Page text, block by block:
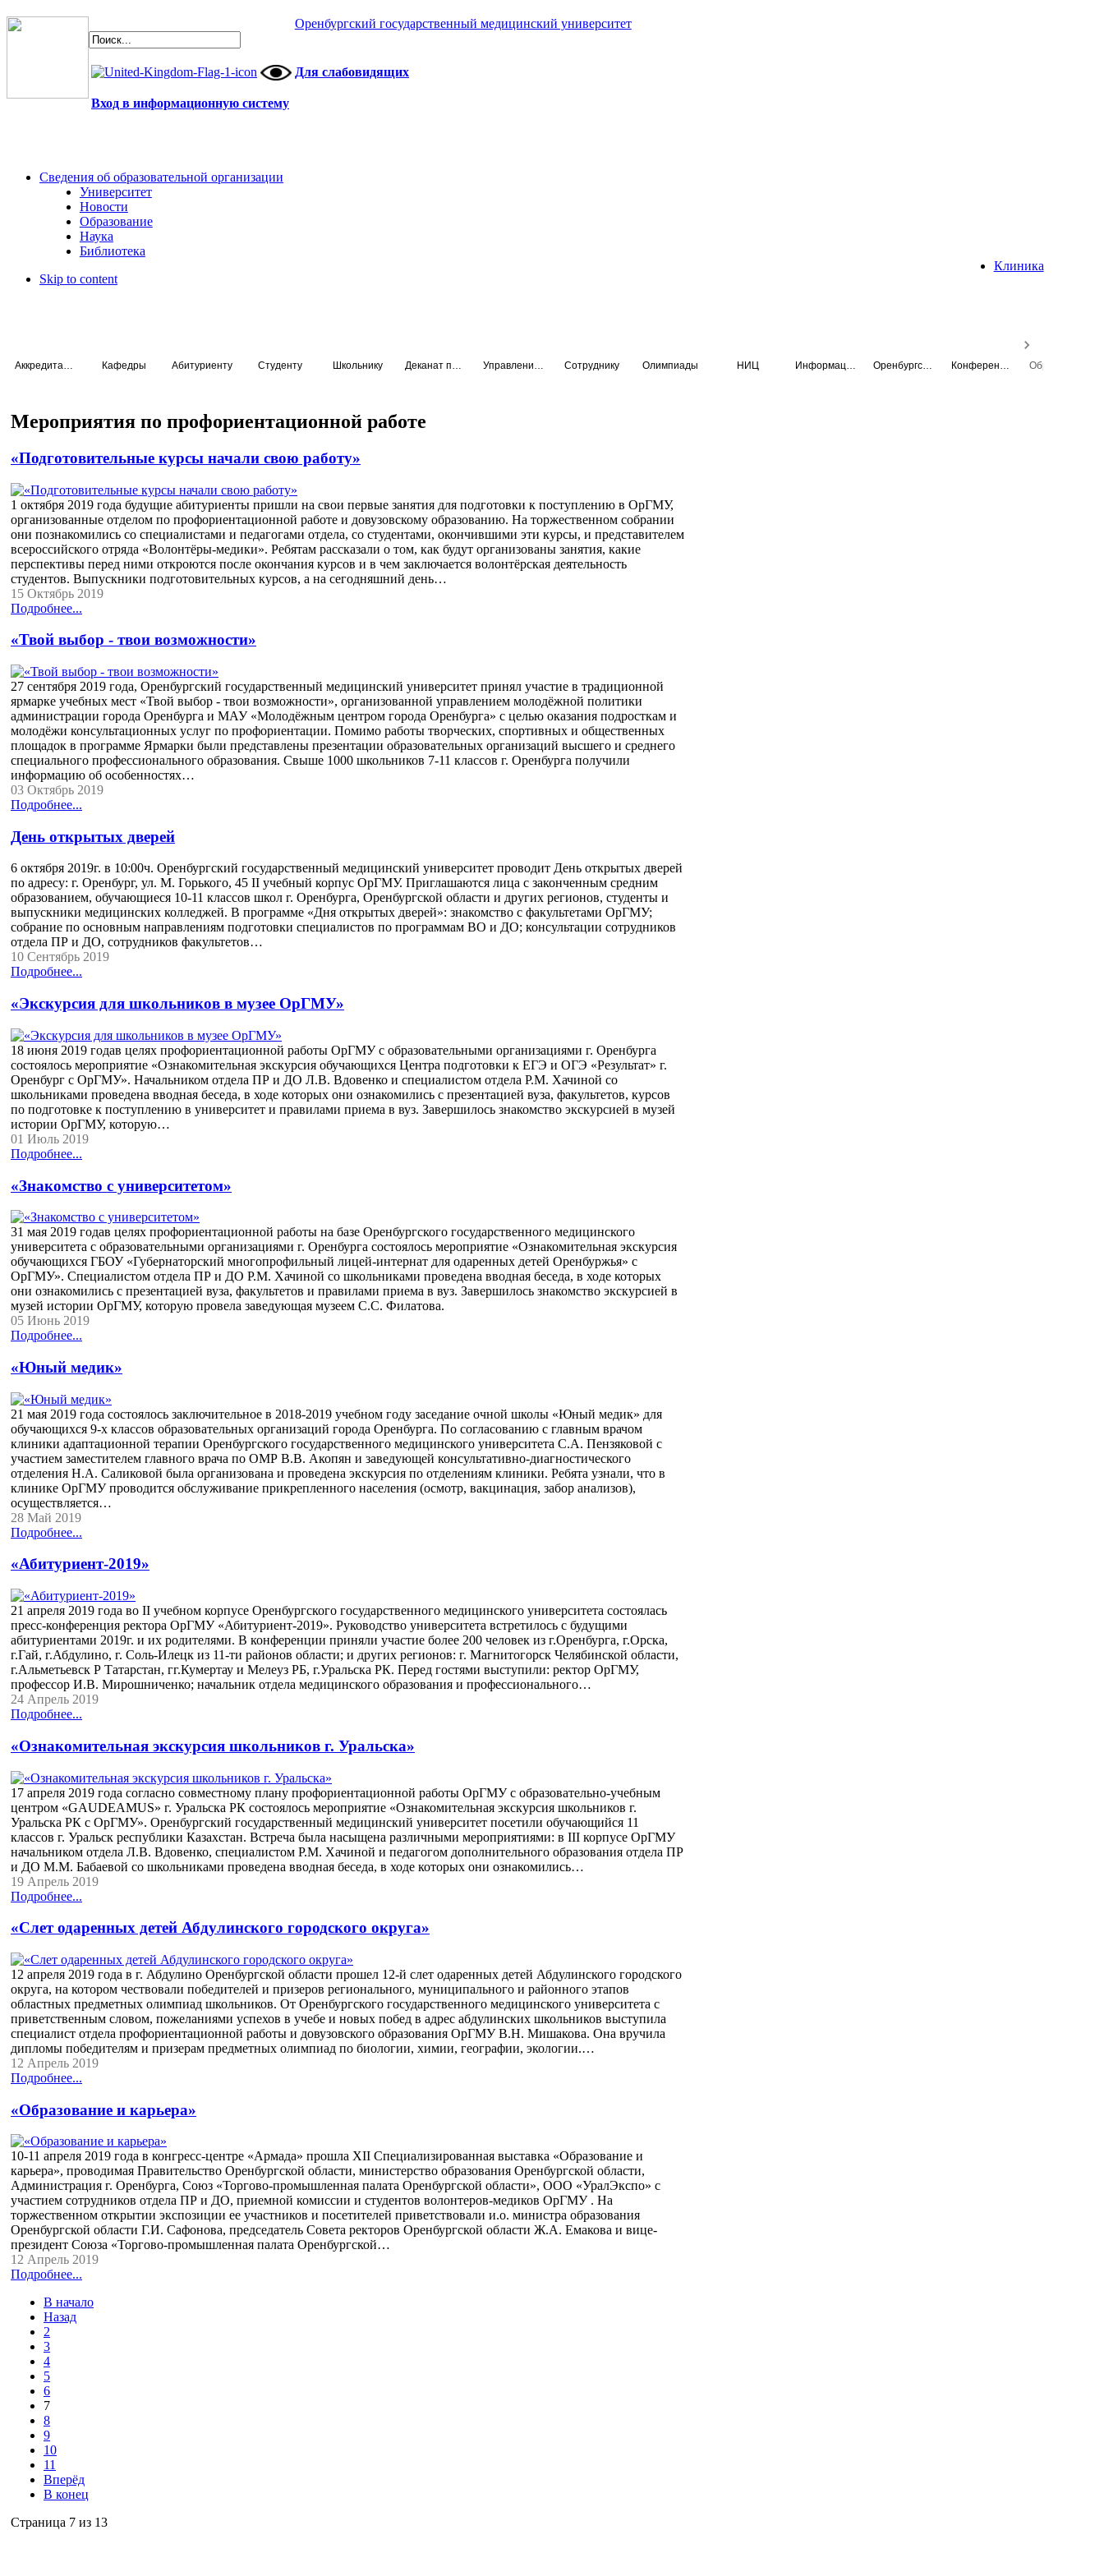
Оренбургский государственный медицинский университет
Для слабовидящих
Вход в информационную систему
Сведения об образовательной организации
Университет
Новости
Образование
Наука
Библиотека
Клиника
Skip to content
Кафедры Абитуриенту Студенту Школьнику Сотруднику Олимпиады НИЦ
Мероприятия по профориентационной работе
«Подготовительные курсы начали свою работу»
1 октября 2019 года будущие абитуриенты пришли на свои первые занятия для подготовки к поступлению в ОрГМУ,
организованные отделом по профориентационной работе и довузовскому образованию. На торжественном собрании
они познакомились со специалистами и педагогами отдела, со студентами, окончившими эти курсы, и представителем
всероссийского отряда «Волонтёры-медики». Ребятам рассказали о том, как будут организованы занятия, какие
перспективы перед ними откроются после окончания курсов и в чем заключается волонтёрская деятельность
студентов. Выпускники подготовительных курсов, а на сегодняшний день…
15 Октябрь 2019
Подробнее...
«Твой выбор - твои возможности»
27 сентября 2019 года, Оренбургский государственный медицинский университет принял участие в традиционной
ярмарке учебных мест «Твой выбор - твои возможности», организованной управлением молодёжной политики
администрации города Оренбурга и МАУ «Молодёжным центром города Оренбурга» с целью оказания подросткам и
молодёжи консультационных услуг по профориентации. Помимо работы творческих, спортивных и общественных
площадок в программе Ярмарки были представлены презентации образовательных организаций высшего и среднего
специального профессионального образования. Свыше 1000 школьников 7-11 классов г. Оренбурга получили
информацию об особенностях…
03 Октябрь 2019
Подробнее...
День открытых дверей
6 октября 2019г. в 10:00ч. Оренбургский государственный медицинский университет проводит День открытых дверей
по адресу: г. Оренбург, ул. М. Горького, 45 ΙΙ учебный корпус ОрГМУ. Приглашаются лица с законченным средним
образованием, обучающиеся 10-11 классов школ г. Оренбурга, Оренбургской области и других регионов, студенты и
выпускники медицинских колледжей. В программе «Дня открытых дверей»: знакомство с факультетами ОрГМУ;
собрание по основным направлениям подготовки специалистов по программам ВО и ДО; консультации сотрудников
отдела ПР и ДО, сотрудников факультетов…
10 Сентябрь 2019
Подробнее...
«Экскурсия для школьников в музее ОрГМУ»
18 июня 2019 годав целях профориентационной работы ОрГМУ с образовательными организациями г. Оренбурга
состоялось мероприятие «Ознакомительная экскурсия обучающихся Центра подготовки к ЕГЭ и ОГЭ «Результат» г.
Оренбург с ОрГМУ». Начальником отдела ПР и ДО Л.В. Вдовенко и специалистом отдела Р.М. Хачиной со
школьниками проведена вводная беседа, в ходе которых они ознакомились с презентацией вуза, факультетов, курсов
по подготовке к поступлению в университет и правилами приема в вуз. Завершилось знакомство экскурсией в музей
истории ОрГМУ, которую…
01 Июль 2019
Подробнее...
«Знакомство с университетом»
31 мая 2019 годав целях профориентационной работы на базе Оренбургского государственного медицинского
университета с образовательными организациями г. Оренбурга состоялось мероприятие «Ознакомительная экскурсия
обучающихся ГБОУ «Губернаторский многопрофильный лицей-интернат для одаренных детей Оренбуржья» с
ОрГМУ». Специалистом отдела ПР и ДО Р.М. Хачиной со школьниками проведена вводная беседа, в ходе которых
они ознакомились с презентацией вуза, факультетов и правилами приема в вуз. Завершилось знакомство экскурсией в
музей истории ОрГМУ, которую провела заведующая музеем С.С. Филатова.
05 Июнь 2019
Подробнее...
«Юный медик»
21 мая 2019 года состоялось заключительное в 2018-2019 учебном году заседание очной школы «Юный медик» для
обучающихся 9-х классов образовательных организаций города Оренбурга. По согласованию с главным врачом
клиники адаптационной терапии Оренбургского государственного медицинского университета С.А. Пензяковой с
участием заместителем главного врача по ОМР В.В. Акопян и заведующей консультативно-диагностического
отделения Н.А. Саликовой была организована и проведена экскурсия по отделениям клиники. Ребята узнали, что в
клинике ОрГМУ проводится обслуживание прикрепленного населения (осмотр, вакцинация, забор анализов),
осуществляется…
28 Май 2019
Подробнее...
«Абитуриент-2019»
21 апреля 2019 года во ΙΙ учебном корпусе Оренбургского государственного медицинского университета состоялась
пресс-конференция ректора ОрГМУ «Абитуриент-2019». Руководство университета встретилось с будущими
абитуриентами 2019г. и их родителями. В конференции приняли участие более 200 человек из г.Оренбурга, г.Орска,
г.Гай, г.Абдулино, г. Соль-Илецк из 11-ти районов области; и других регионов: г. Магнитогорск Челябинской области,
г.Альметьевск Р Татарстан, гг.Кумертау и Мелеуз РБ, г.Уральска РК. Перед гостями выступили: ректор ОрГМУ,
профессор И.В. Мирошниченко; начальник отдела медицинского образования и профессионального…
24 Апрель 2019
Подробнее...
«Ознакомительная экскурсия школьников г. Уральска»
17 апреля 2019 года согласно совместному плану профориентационной работы ОрГМУ с образовательно-учебным
центром «GAUDEAMUS» г. Уральска РК состоялось мероприятие «Ознакомительная экскурсия школьников г.
Уральска РК с ОрГМУ». Оренбургский государственный медицинский университет посетили обучающийся 11
классов г. Уральск республики Казахстан. Встреча была насыщена различными мероприятиями: в III корпусе ОрГМУ
начальником отдела Л.В. Вдовенко, специалистом Р.М. Хачиной и педагогом дополнительного образования отдела ПР
и ДО М.М. Бабаевой со школьниками проведена вводная беседа, в ходе которых они ознакомились…
19 Апрель 2019
Подробнее...
«Слет одаренных детей Абдулинского городского округа»
12 апреля 2019 года в г. Абдулино Оренбургской области прошел 12-й слет одаренных детей Абдулинского городского
округа, на котором чествовали победителей и призеров регионального, муниципального и районного этапов
областных предметных олимпиад школьников. От Оренбургского государственного медицинского университета с
приветственным словом, пожеланиями успехов в учебе и новых побед в адрес абдулинских школьников выступила
специалист отдела профориентационной работы и довузовского образования ОрГМУ В.Н. Мишакова. Она вручила
дипломы победителям и призерам предметных олимпиад по биологии, химии, географии, экологии.…
12 Апрель 2019
Подробнее...
«Образование и карьера»
10-11 апреля 2019 года в конгресс-центре «Армада» прошла XII Специализированная выставка «Образование и
карьера», проводимая Правительство Оренбургской области, министерство образования Оренбургской области,
Администрация г. Оренбурга, Союз «Торгово-промышленная палата Оренбургской области», ООО «УралЭкспо» с
участием сотрудников отдела ПР и ДО, приемной комиссии и студентов волонтеров-медиков ОрГМУ . На
торжественном открытии экспозиции ее участников и посетителей приветствовали и.о. министра образования
Оренбургской области Г.И. Сафонова, председатель Совета ректоров Оренбургской области Ж.А. Емакова и вице-
президент Союза «Торгово-промышленная палата Оренбургской…
12 Апрель 2019
Подробнее...
В начало
Назад
2
3
4
5
6
7
8
9
10
11
Вперёд
В конец
Страница 7 из 13